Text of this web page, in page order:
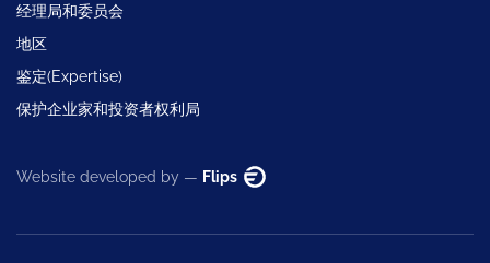
经理局和委员会
地区
鉴定(Expertise)
保护企业家和投资者权利局
Website developed by — Flips